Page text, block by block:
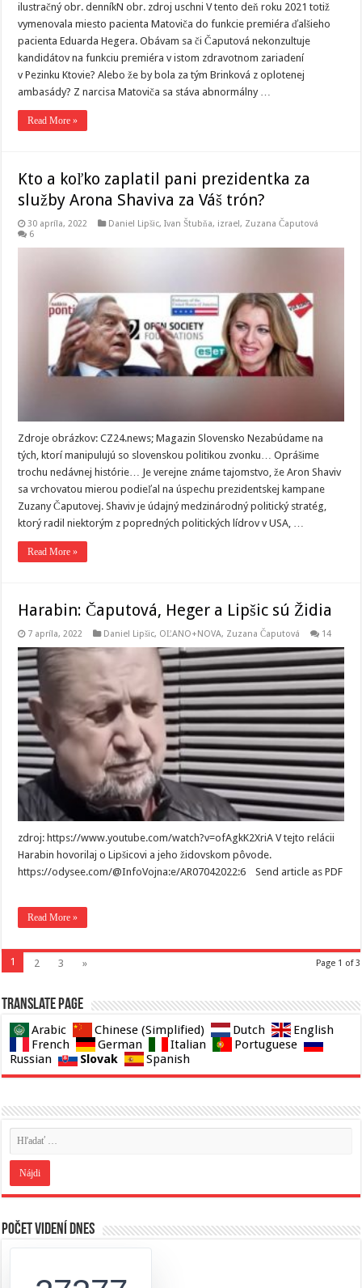
ilustračný obr. denníkN obr. zdroj uschni V tento deň roku 2021 totiž
vymenovala miesto pacienta Matoviča do funkcie premiéra ďalšieho
pacienta Eduarda Hegera. Obávam sa či Čaputová nekonzultuje
kandidátov na funkciu premiéra v istom zdravotnom zariadení
v Pezinku Ktovie? Alebo že by bola za tým Brinková z oplotenej
ambasády? Z narcisa Matoviča sa stáva abnormálny …
Read More »
Kto a koľko zaplatil pani prezidentka za
služby Arona Shaviva za Váš trón?
30 apríla, 2022 Daniel Lipšic,Ivan Štubňa, izrael, Zuzana Čaputová
6
Zdroje obrázkov: CZ24.news; Magazin Slovensko Nezabúdame na
tých, ktorí manipulujú so slovenskou politikou zvonku… Oprášime
trochu nedávnej histórie… Je verejne známe tajomstvo, že Aron Shaviv
sa vrchovatou mierou podieľal na úspechu prezidentskej kampane
Zuzany Čaputovej. Shaviv je údajný medzinárodný politický stratég,
ktorý radil niektorým z popredných politických lídrov v USA, …
Read More »
Harabin: Čaputová, Heger a Lipšic sú Židia
7 apríla, 2022 Daniel Lipšic, OĽANO+NOVA, Zuzana Čaputová 14
zdroj: https://www.youtube.com/watch?v=ofAgkK2XriA V tejto relácii
Harabin hovorilaj o Lipšicovi a jeho židovskom pôvode.
https://odysee.com/@InfoVojna:e/AR07042022:6 Send article as PDF
Read More »
Page 1 of 3
1 2 3 »
Translate page
Arabic Chinese (Simplified) Dutch
English
French
German Italian
Portuguese
Russian
Slovak Spanish
Počet videní dnes